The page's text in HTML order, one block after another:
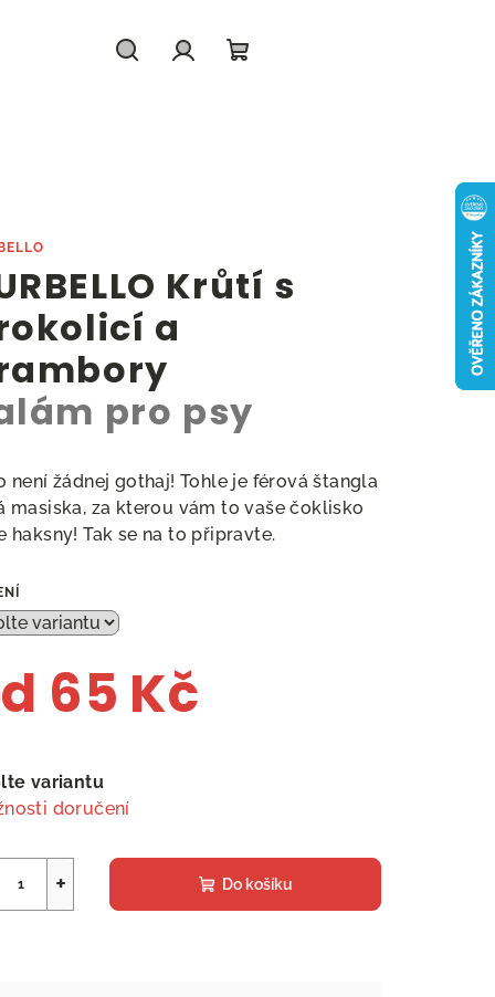
Krůtí s
a
pro psy
není žádnej gothaj! Tohle je férová štangla
masiska, za kterou vám to vaše čoklisko
haksny! Tak se na to připravte.
65 Kč
variantu
doručení
+ Do košíku